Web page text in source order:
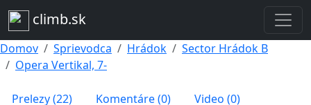
climb.sk
Domov Sprievodca Hrádok
Sector Hrádok B
Opera Vertikal, 7-
Prelezy (22) Komentáre (0)
Video (0)